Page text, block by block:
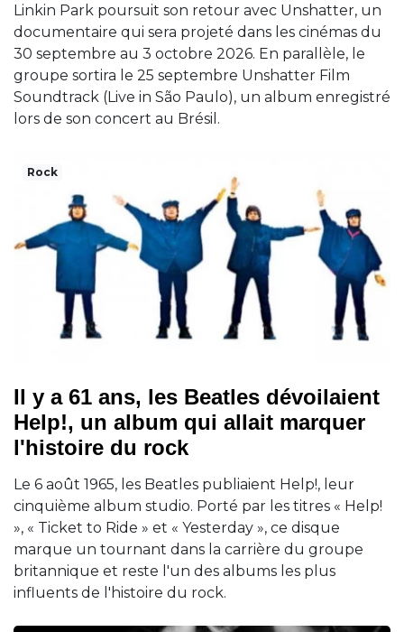
Linkin Park poursuit son retour avec Unshatter, un
documentaire qui sera projeté dans les cinémas du
30 septembre au 3 octobre 2026. En parallèle, le
groupe sortira le 25 septembre Unshatter Film
Soundtrack (Live in São Paulo), un album enregistré
lors de son concert au Brésil.
Rock
Il y a 61 ans, les Beatles dévoilaient
Help!, un album qui allait marquer
l'histoire du rock
Le 6 août 1965, les Beatles publiaient Help!, leur
cinquième album studio. Porté par les titres « Help!
», « Ticket to Ride » et « Yesterday », ce disque
marque un tournant dans la carrière du groupe
britannique et reste l'un des albums les plus
influents de l'histoire du rock.